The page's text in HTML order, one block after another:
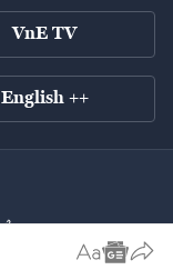
VnE TV
English ++